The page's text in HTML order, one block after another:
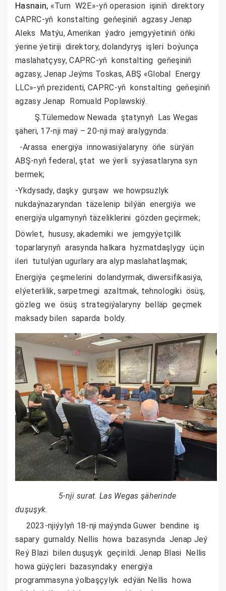
Hasnain, «Turn W2E»-yň operasion işiniň direktory
CAPRC-yň konstalting geňeşiniň agzasy Jenap
Aleks Matýu, Amerikan ýadro jemgyýetiniň öňki
ýerine ýetiriji direktory, dolandyryş işleri boýunça
maslahatçysy, CAPRC-yň konstalting geňeşiniň
agzasy, Jenap Jeýms Toskas, ABŞ «Global Energy
LLC»-yň prezidenti, CAPRC-yň konstalting geňeşiniň
agzasy Jenap Romuald Poplawskiý.
Ş.Tülemedow Newada ştatynyň Las Wegas
şäheri, 17-nji maý – 20-nji maý aralygynda:
-Arassa energiýa innowasiýalaryny öňe sürýän
ABŞ-nyň federal, ştat we ýerli syýasatlaryna syn
bermek;
-Ykdysady, daşky gurşaw we howpsuzlyk
nukdaýnazaryndan täzelenip bilýän energiýa we
energiýa ulgamynyň täzeliklerini gözden geçirmek;
Döwlet, hususy, akademiki we jemgyýetçilik
toparlarynyň arasynda halkara hyzmatdaşlygy üçin
ileri tutulýan ugurlary ara alyp maslahatlaşmak;
Energiýa çeşmelerini dolandyrmak, diwersifikasiýa,
elýeterlilik, sarpetmegi azaltmak, tehnologiki ösüş,
gözleg we ösüş strategiýalaryny belläp geçmek
maksady bilen saparda boldy.
5-nji surat. Las Wegas şäherinde
duşuşyk.
2023-njiýylyň 18-nji maýynda Guwer bendine iş
sapary gurnaldy. Nellis howa bazasynda Jenap Jeý
Reý Blazi bilen duşuşyk geçirildi. Jenap Blasi Nellis
howa güýçleri bazasyndaky energiýa
programmasyna ýolbaşçylyk edýän Nellis howa